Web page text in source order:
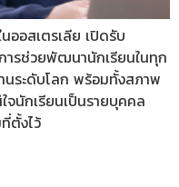
นออสเตรเลีย เปิดรับ
ารช่วยพัฒนานักเรียนในทุก
นระดับโลก พร้อมทั้งสภาพ
จนักเรียนเป็นรายบุคคล
ตั้งไว้